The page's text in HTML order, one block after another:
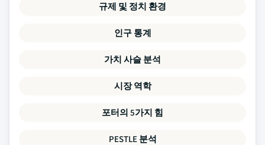
규제 및 정치 환경
인구 통계
가치 사슬 분석
시장 역학
포터의 5가지 힘
PESTLE 분석